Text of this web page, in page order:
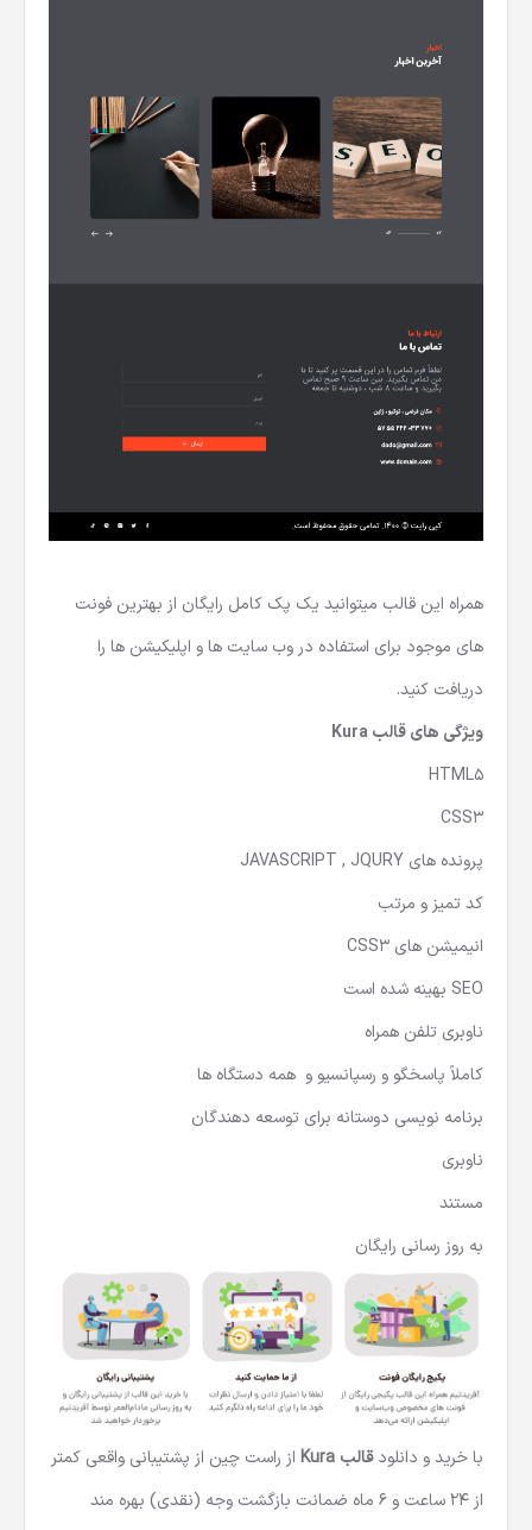
همراه این قالب میتوانید یک پک کامل رایگان از بهترین فونت
های موجود برای استفاده در وب سایت ها و اپلیکیشن ها را
دریافت کنید.
ویژگی های قالب Kura
HTML5
CSS3
پرونده های JAVASCRIPT , JQURY
کد تمیز و مرتب
انیمیشن های CSS3
SEO بهینه شده است
ناوبری تلفن همراه
کاملاً پاسخگو و رسپانسیو و همه دستگاه ها
برنامه نویسی دوستانه برای توسعه دهندگان
ناوبری
مستند
به روز رسانی رایگان
با خرید و دانلودقالب Kura
از راست چین از پشتیبانی واقعی کمتر
از 24 ساعت و 6 ماه ضمانت بازگشت وجه (نقدی) بهره مند